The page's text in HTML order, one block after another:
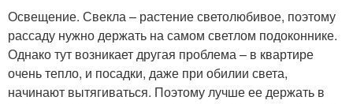
Освещение. Свекла – растение светолюбивое, поэтому
рассаду нужно держать на самом светлом подоконнике.
Однако тут возникает другая проблема – в квартире
очень тепло, и посадки, даже при обилии света,
начинают вытягиваться. Поэтому лучше ее держать в